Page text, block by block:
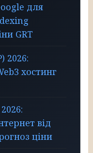
для
GRT
2026:
хостинг
від
ціни